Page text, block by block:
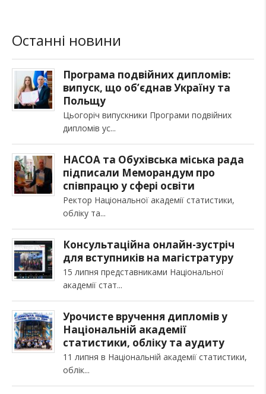
Останні новини
Програма подвійних дипломів:
випуск, що об’єднав Україну та
Польщу
Цьогоріч випускники Програми подвійних
дипломів ус
НАСОА та Обухівська міська рада
підписали Меморандум про
співпрацю у сфері освіти
Ректор Національної академії статистики,
обліку та
Консультаційна онлайн-зустріч
для вступників на магістратуру
15 липня представниками Національної
академії стат
Урочисте вручення дипломів у
Національній академії
статистики, обліку та аудиту
11 липня в Національній академії статистики,
облік